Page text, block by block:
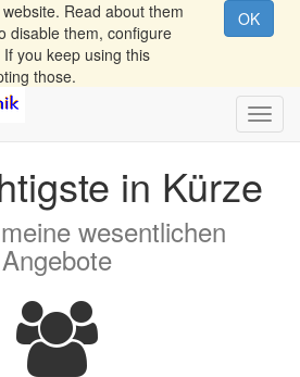
Read about them
disable them, configure
you keep using this
those.
OK
in Kürze
wesentlichen
Angebote